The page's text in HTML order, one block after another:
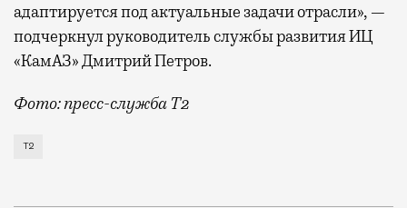
адаптируется под актуальные задачи отрасли», —
подчеркнул руководитель службы развития ИЦ
«КамАЗ» Дмитрий Петров.
Фото: пресс-служба Т2
Т2 развивает решения для автомобильной
Т2